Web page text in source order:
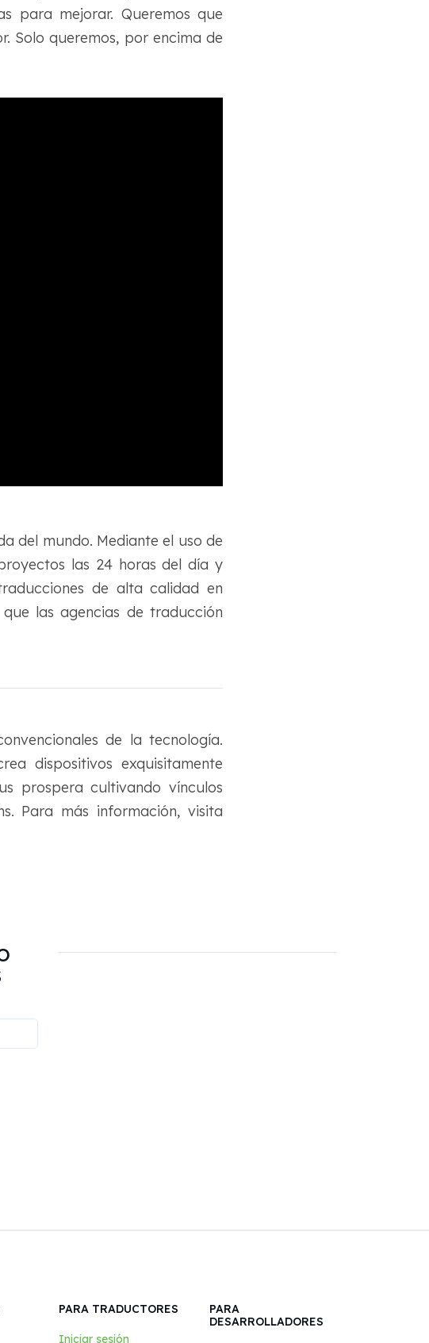
para mejorar. Queremos que
Solo queremos, por encima de
del mundo. Mediante el uso de
las 24 horas del día y
de alta calidad en
las agencias de traducción
de la tecnología.
dispositivos exquisitamente
prospera cultivando vínculos
Para más información, visita
PARA TRADUCTORES
Iniciar sesión
PARA
DESARROLLADORES